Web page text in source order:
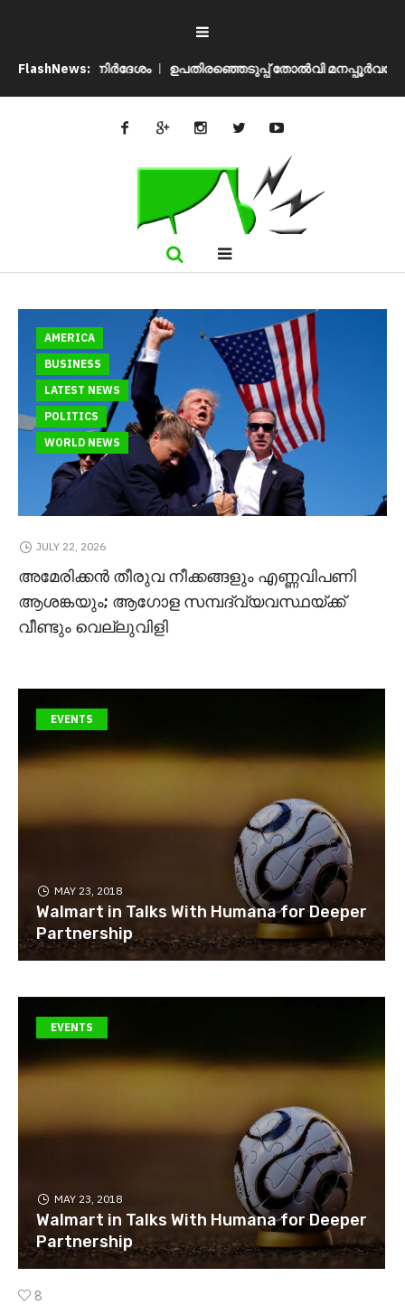
FlashNews:തോൽവി മനപ്പൂർവമോ? ബിജെപിക്കെതിരെ അഖിലേഷ്
AMERICA
BUSINESS
LATEST NEWS
POLITICS
WORLD NEWS
JULY 22, 2026
അമേരിക്കൻ തീരുവ നീക്കങ്ങളും എണ്ണവിപണി
ആശങ്കയും; ആഗോള സമ്പദ്‌വ്യവസ്ഥയ്ക്ക്
വീണ്ടും വെല്ലുവിളി
EVENTS
MAY 23, 2018
Walmart in Talks With Humana for Deeper
Partnership
EVENTS
MAY 23, 2018
Walmart in Talks With Humana for Deeper
Partnership
8